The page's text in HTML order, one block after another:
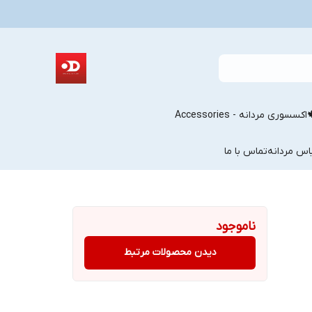
اکسسوری مردانه - Accessories
مردانهتماس با ما
ناموجود
دیدن محصولات مرتبط